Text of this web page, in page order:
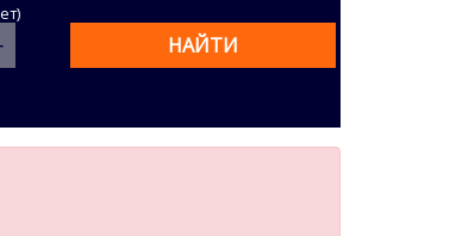
НАЙТИ